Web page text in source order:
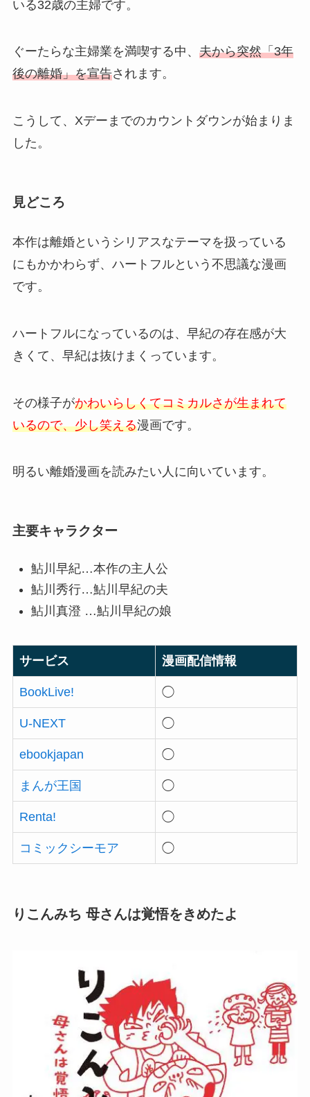
いる32歳の主婦です。
ぐーたらな主婦業を満喫する中、 夫から突然「3年
後の離婚」を宣告されます。
こうして、Xデーまでのカウントダウンが始まりま
した。
見どころ
本作は離婚というシリアスなテーマを扱っている
にもかかわらず、ハートフルという不思議な漫画
です。
ハートフルになっているのは、早紀の存在感が大
きくて、早紀は抜けまくっています。
その様子がかわいらしくてコミカルさが生まれて
いるので、少し笑える漫画です。
明るい離婚漫画を読みたい人に向いています。
主要キャラクター
鮎川早紀…本作の主人公
鮎川秀行…鮎川早紀の夫
鮎川真澄 …鮎川早紀の娘
サービス 漫画配信情報
BookLive! ◯
U-NEXT ◯
ebookjapan ◯
まんが王国 ◯
Renta! ◯
コミックシーモア ◯
りこんみち 母さんは覚悟をきめたよ